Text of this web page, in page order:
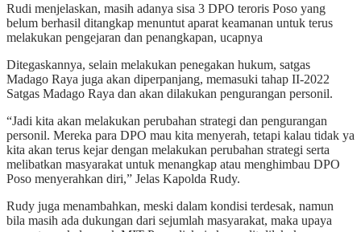
Rudi menjelaskan, masih adanya sisa 3 DPO teroris Poso yang
belum berhasil ditangkap menuntut aparat keamanan untuk terus
melakukan pengejaran dan penangkapan, ucapnya
Ditegaskannya, selain melakukan penegakan hukum, satgas
Madago Raya juga akan diperpanjang, memasuki tahap II-2022
Satgas Madago Raya dan akan dilakukan pengurangan personil.
“Jadi kita akan melakukan perubahan strategi dan pengurangan
personil. Mereka para DPO mau kita menyerah, tetapi kalau tidak ya
kita akan terus kejar dengan melakukan perubahan strategi serta
melibatkan masyarakat untuk menangkap atau menghimbau DPO
Poso menyerahkan diri,” Jelas Kapolda Rudy.
Rudy juga menambahkan, meski dalam kondisi terdesak, namun
bila masih ada dukungan dari sejumlah masyarakat, maka upaya